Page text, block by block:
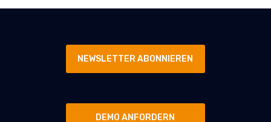
NEWSLETTER ABONNIEREN
DEMO ANFORDERN